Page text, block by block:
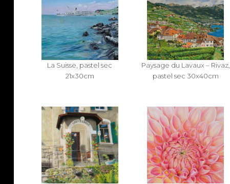
La Suisse, pastel sec
21x30cm
Paysage du Lavaux – Rivaz,
pastel sec 30x40cm